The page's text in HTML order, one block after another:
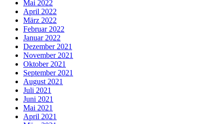
Mai 2022
April 2022
März 2022
Februar 2022
Januar 2022
Dezember 2021
November 2021
Oktober 2021
September 2021
August 2021
Juli 2021
Juni 2021
Mai 2021
April 2021